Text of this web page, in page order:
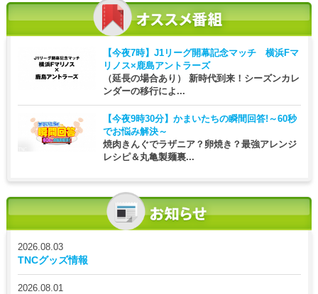
【今夜7時】 J1リーグ開幕記念マッチ 横浜Fマ
リノス×鹿島アントラーズ
（延長の場合あり） 新時代到来！シーズンカレ
ンダーの移行によ...
【今夜9時30分】 かまいたちの瞬間回答!～60秒
でお悩み解決～
焼肉きんぐでラザニア？卵焼き？最強アレンジ
レシピ＆丸亀製麺裏...
2026.08.03
TNCグッズ情報
2026.08.01